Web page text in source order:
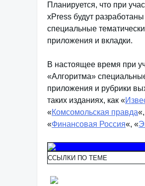
Планируется, что при
xPress будут разработаны
специальные
приложения и вкладки.
В настоящее время при
«Алгоритма»
приложения и рубрики
таких изданиях, как «
«Комсомольская правда«,
«Финансовая Россия«, «
ССЫЛКИ ПО ТЕМЕ